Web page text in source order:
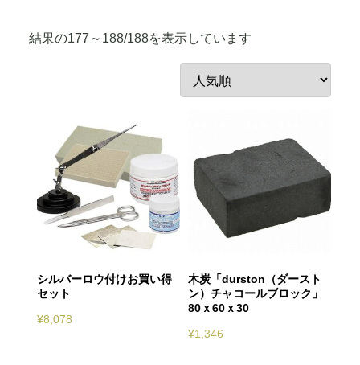
結果の177～188/188を表示しています
気
シルバーロウ付けお買い得
セット
¥8,078
木炭「durston（ダースト
ン）チャコールブロック」
80ｘ60ｘ30
¥1,346